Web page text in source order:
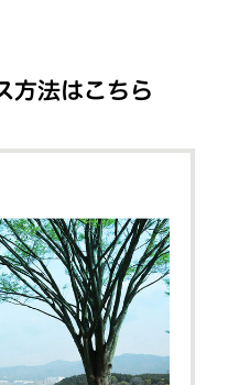
方法はこちら